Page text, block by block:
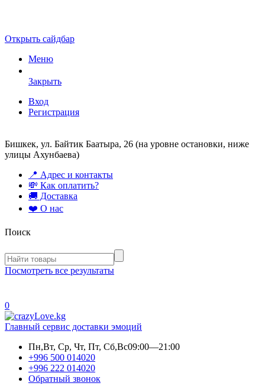
Открыть сайдбар
Меню
Закрыть
Вход
Регистрация
Бишкек, ул. Байтик Баатыра, 26 (на уровне остановки, ниже
улицы Ахунбаева)
📍 Адрес и контакты
💸 Как оплатить?
🚚 Доставка
❤️ О нас
Поиск
Посмотреть все результаты
0
Главный сервис доставки эмоций
Пн,Вт, Ср, Чт, Пт, Сб,Вс09:00—21:00
+996 500 014020
+996 222 014020
Обратный звонок